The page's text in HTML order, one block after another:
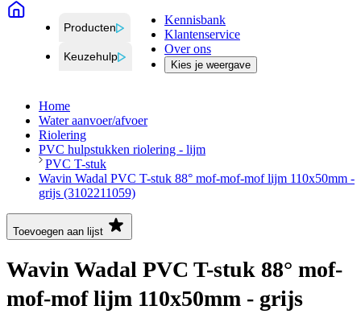
Producten
Keuzehulp
Kennisbank
Klantenservice
Over ons
Kies je weergave
Home
Water aanvoer/afvoer
Riolering
PVC hulpstukken riolering - lijm
PVC T-stuk
Wavin Wadal PVC T-stuk 88° mof-mof-mof lijm 110x50mm -
grijs (3102211059)
Toevoegen aan lijst
Wavin Wadal PVC T-stuk 88° mof-
mof-mof lijm 110x50mm - grijs